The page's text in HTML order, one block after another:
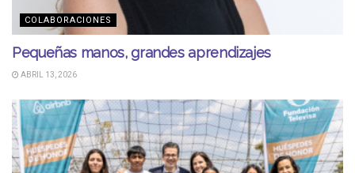
COLABORACIONES
Pequeñas manos, grandes aprendizajes
ABRIL 13, 2026